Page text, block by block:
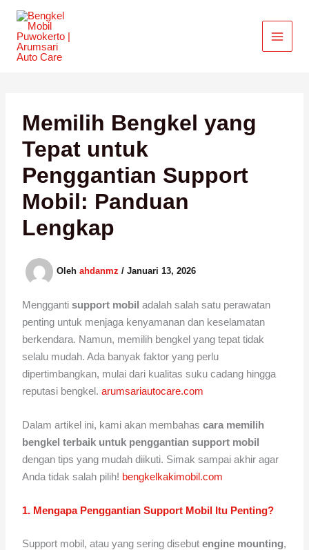
Lewati
konten
Memilih Bengkel yang
Tepat untuk
Penggantian Support
Mobil: Panduan
Lengkap
Olehahdanmz/Januari 13, 2026
Menggantisupport mobil adalah salah satu perawatan
penting untuk menjaga kenyamanan dan keselamatan
berkendara. Namun, memilih bengkel yang tepat tidak
selalu mudah. Ada banyak faktor yang perlu
dipertimbangkan, mulai dari kualitas suku cadang hingga
reputasi bengkel.arumsariautocare.com
Dalam artikel ini, kami akan membahascara memilih
bengkel terbaik untuk penggantian support mobil
dengan tips yang mudah diikuti. Simak sampai akhir agar
Anda tidak salah pilih! bengkelkakimobil.com
1. Mengapa Penggantian Support Mobil Itu Penting?
Support mobil, atau yang sering disebutengine mounting,